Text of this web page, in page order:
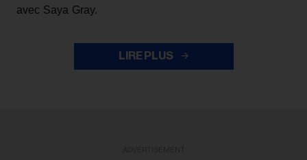
avec Saya Gray.
LIRE PLUS